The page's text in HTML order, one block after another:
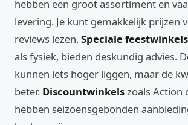
hebben een groot assortiment en
levering. Je kunt gemakkelijk prijzen
reviews lezen.Speciale feestwinkels
als fysiek, bieden deskundig advies.
kunnen iets hoger liggen, maar de
beter. Discountwinkelszoals Action
hebben seizoensgebonden